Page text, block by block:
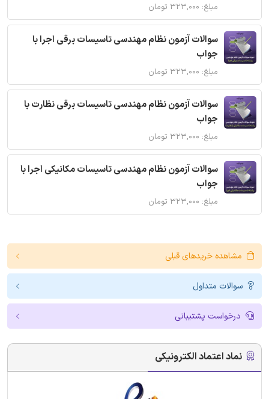
مبلغ: ۳۲۳,۰۰۰ تومان
سوالات آزمون نظام مهندسی تاسیسات برقی اجرا با
جواب
مبلغ: ۳۲۳,۰۰۰ تومان
سوالات آزمون نظام مهندسی تاسیسات برقی نظارت با
جواب
مبلغ: ۳۲۳,۰۰۰ تومان
سوالات آزمون نظام مهندسی تاسیسات مکانیکی اجرا با
جواب
مبلغ: ۳۲۳,۰۰۰ تومان
مشاهده خریدهای قبلی
سوالات متداول
درخواست پشتیبانی
نماد اعتماد الکترونیکی